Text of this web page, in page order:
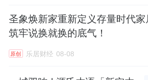
圣象焕新家重新定义存量时代家
筑牢说换就换的底气！
原创 乐居财经 08-08